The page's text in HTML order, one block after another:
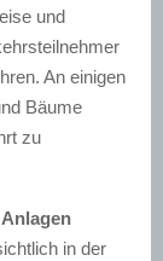
und
An einigen
Bäume
zu
in der